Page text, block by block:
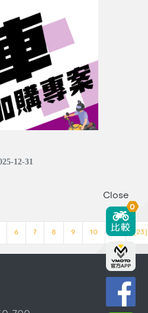
12-31
6 7 8 9 10 >> [23]
Close
0